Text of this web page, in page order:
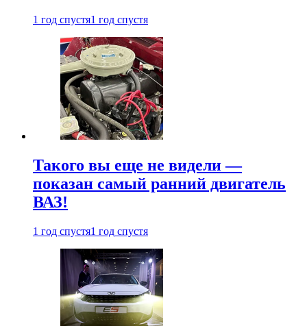
1 год спустя1 год спустя
Такого вы еще не видели —
показан самый ранний двигатель
ВАЗ!
1 год спустя1 год спустя